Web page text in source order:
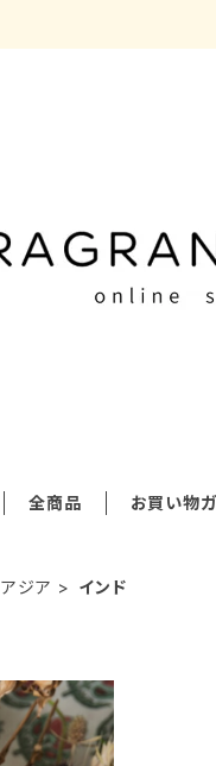
全商品 お買い物
アジア インド